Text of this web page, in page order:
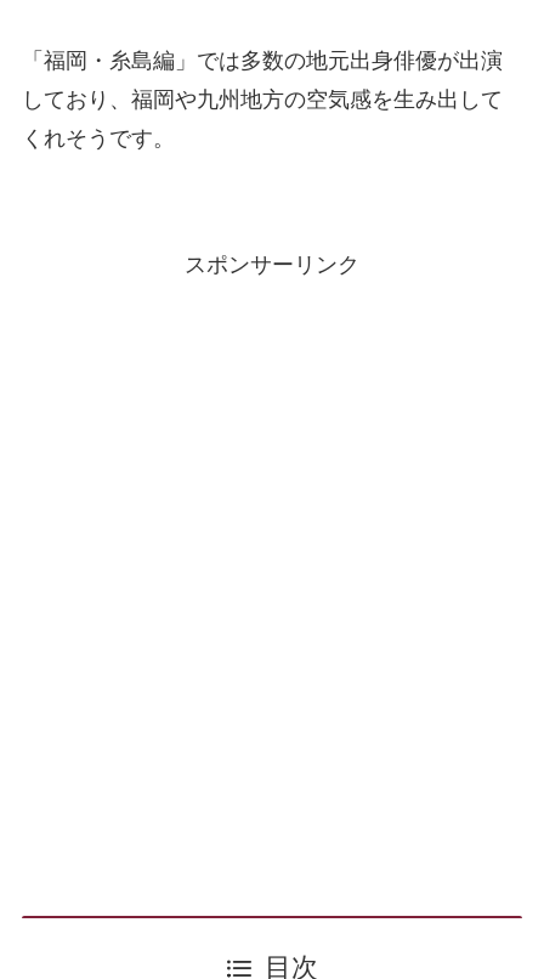
「福岡・糸島編」では多数の地元出身俳優が出演
しており、福岡や九州地方の空気感を生み出して
くれそうです。
スポンサーリンク
目次